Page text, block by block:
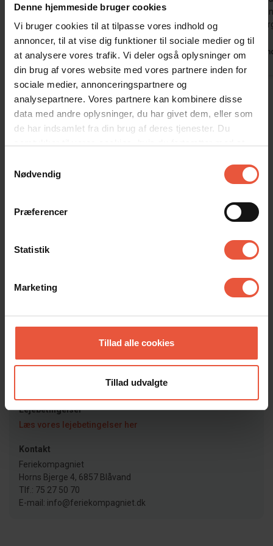
Denne hjemmeside bruger cookies
Vi bruger cookies til at tilpasse vores indhold og
annoncer, til at vise dig funktioner til sociale medier og til
at analysere vores trafik. Vi deler også oplysninger om
din brug af vores website med vores partnere inden for
sociale medier, annonceringspartnere og
analysepartnere. Vores partnere kan kombinere disse
data med andre oplysninger, du har givet dem, eller som
de har indsamlet fra din brug af deres tjenester. Du
Nødvendig
Præferencer
Statistik
Marketing
Tillad alle cookies
Tillad udvalgte
Tyskland
Oversat via AI -
kommentar
koldere
meget
Vis alle omtaler
Lejeinformation
Feriekompagniet
Jeres feriehus er klar kl. 15.00 på ankomstdagen.
Nøgler afhentes som udgangspunkt på vores kontor. Dog
vha. kode. I disse tilfælde kan du spare turen forbi kontoret.
Lejebetingelser
Læs vores lejebetingelser her
Kontakt
Feriekompagniet
Horns Bjerge 4, 6857 Blåvand
Tlf.: 75 27 50 70
E-mail: info@feriekompagniet.dk